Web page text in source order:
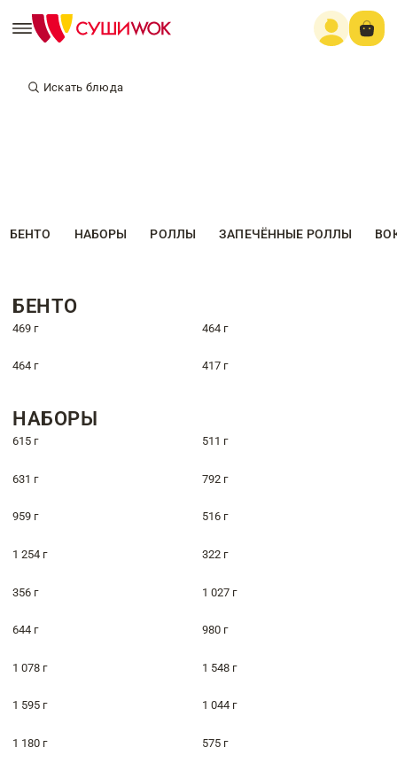
Искать блюда
БЕНТО НАБОРЫ РОЛЛЫ ЗАПЕЧЁННЫЕ РОЛЛЫ
БЕНТО
469 г 464 г
464 г 417 г
НАБОРЫ
615 г 511 г
631 г 792 г
959 г 516 г
1 254 г 322 г
356 г 1 027 г
644 г 980 г
1 078 г 1 548 г
1 595 г 1 044 г
1 180 г 575 г